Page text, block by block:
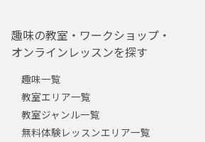
趣味の教室・ワークショップ・
オンラインレッスンを探す
趣味一覧
教室エリア一覧
教室ジャンル一覧
無料体験レッスンエリア一覧